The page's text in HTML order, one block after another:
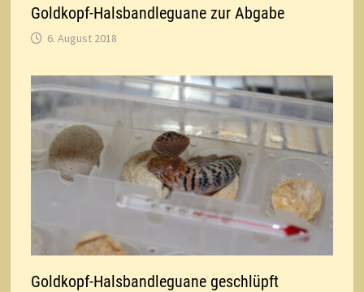
Goldkopf-Halsbandleguane zur Abgabe
6. August 2018
Goldkopf-Halsbandleguane geschlüpft